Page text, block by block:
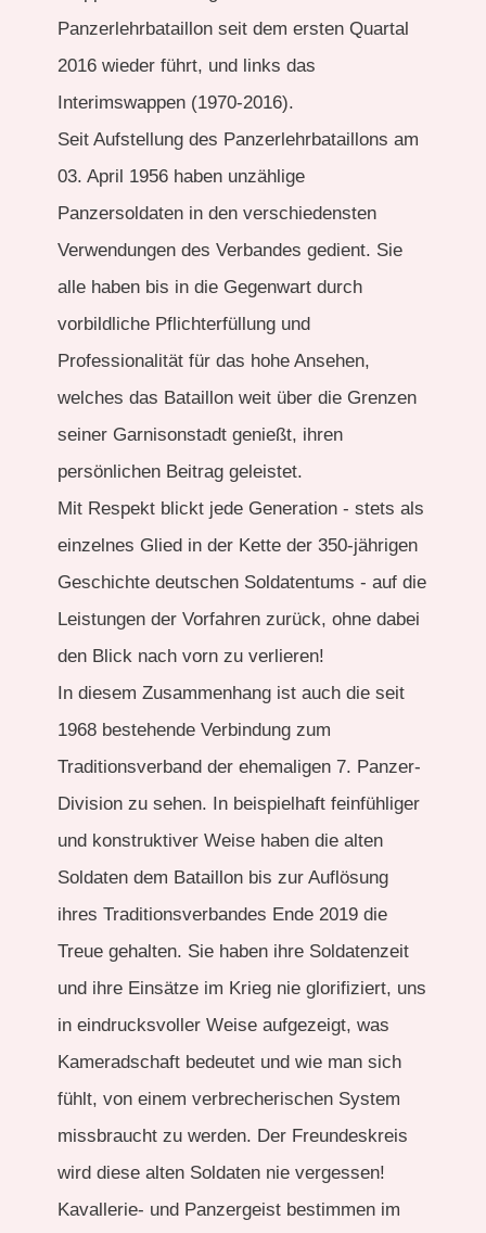
Panzerlehrbataillon seit dem ersten Quartal
2016 wieder führt, und links das
Interimswappen (1970-2016).
Seit Aufstellung des Panzerlehrbataillons am
03. April 1956 haben unzählige
Panzersoldaten in den verschiedensten
Verwendungen des Verbandes gedient. Sie
alle haben bis in die Gegenwart durch
vorbildliche Pflichterfüllung und
Professionalität für das hohe Ansehen,
welches das Bataillon weit über die Grenzen
seiner Garnisonstadt genießt, ihren
persönlichen Beitrag geleistet.
Mit Respekt blickt jede Generation - stets als
einzelnes Glied in der Kette der 350-jährigen
Geschichte deutschen Soldatentums - auf die
Leistungen der Vorfahren zurück, ohne dabei
den Blick nach vorn zu verlieren!
In diesem Zusammenhang ist auch die seit
1968 bestehende Verbindung zum
Traditionsverband der ehemaligen 7. Panzer-
Division zu sehen. In beispielhaft feinfühliger
und konstruktiver Weise haben die alten
Soldaten dem Bataillon bis zur Auflösung
ihres Traditionsverbandes Ende 2019 die
Treue gehalten. Sie haben ihre Soldatenzeit
und ihre Einsätze im Krieg nie glorifiziert, uns
in eindrucksvoller Weise aufgezeigt, was
Kameradschaft bedeutet und wie man sich
fühlt, von einem verbrecherischen System
missbraucht zu werden. Der Freundeskreis
wird diese alten Soldaten nie vergessen!
Kavallerie- und Panzergeist bestimmen im